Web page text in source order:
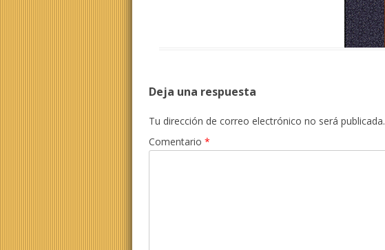
Deja una respuesta
Tu dirección de correo electrónico no será publicada.
Comentario *